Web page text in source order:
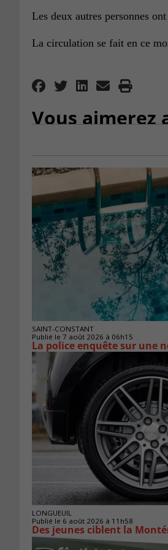
Les deux autres personnes
La circulation se fait en ce
Vous aimerez
SAINT-CONSTANT
Publié le 7 août 2026 à 06h15
La police enquête sur une
LONGUEUIL
Publié le 6 août 2026 à 11h58
Des jeunes ciblent la